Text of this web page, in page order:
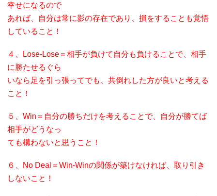
幸せになるので
あれば、自分は常に影の存在であり、損をすることも覚悟
していること！
４、Lose-Lose＝相手が負けて自分も負けることで、相手
に勝たせるぐら
いなら足を引っ張ってでも、共倒れした方が良いと考える
こと！
５、Win＝自分の勝ちだけを考えることで、自分が勝てば
相手がどうなっ
ても構わないと思うこと！
６、No Deal＝Win-Winの関係が築けなければ、取り引き
しないこと！